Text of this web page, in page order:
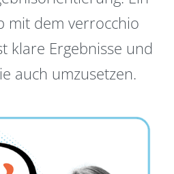
mit dem verrocchio
klare Ergebnisse und
auch umzusetzen.